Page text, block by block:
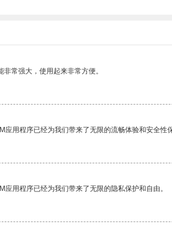
非常强大，使用起来非常方便。
应用程序已经为我们带来了无限的流畅体验和安全性保
应用程序已经为我们带来了无限的隐私保护和自由。